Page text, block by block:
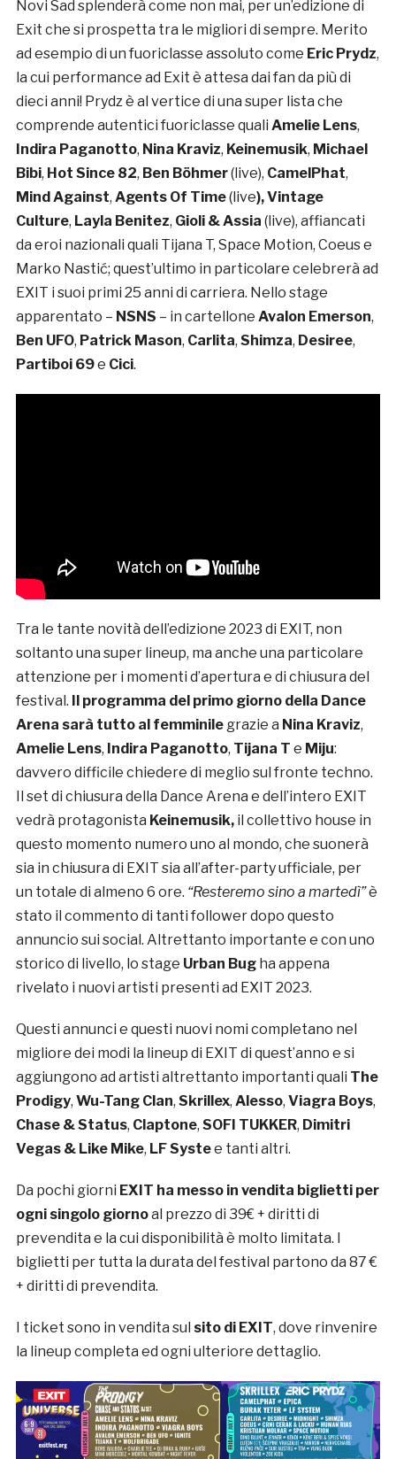
Novi Sad splenderà come non mai, per un’edizione di
Exit che si prospetta tra le migliori di sempre. Merito
ad esempio di un fuoriclasse assoluto come Eric Prydz,
la cui performance ad Exit è attesa dai fan da più di
dieci anni! Prydz è al vertice di una super lista che
comprende autentici fuoriclasse quali Amelie Lens,
Indira Paganotto, Nina Kraviz, Keinemusik, Michael
Bibi, Hot Since 82, Ben Böhmer(live), CamelPhat,
Mind Against, Agents Of Time(live), Vintage
Culture, Layla Benitez, Gioli & Assia (live), affiancati
da eroi nazionali quali Tijana T, Space Motion, Coeus e
Marko Nastić; quest’ultimo in particolare celebrerà ad
EXIT i suoi primi 25 anni di carriera. Nello stage
apparentato – NSNS – in cartellone Avalon Emerson,
Ben UFO, Patrick Mason, Carlita, Shimza, Desiree,
Partiboi 69e Cici.
Tra le tante novità dell’edizione 2023 di EXIT, non
soltanto una super lineup, ma anche una particolare
attenzione per i momenti d’apertura e di chiusura del
festival.
Il programma del primo giorno della Dance
Arena sarà tutto al femminilegrazie a Nina Kraviz,
Amelie Lens, Indira Paganotto, Tijana T e Miju:
davvero difficile chiedere di meglio sul fronte techno.
Il set di chiusura della Dance Arena e dell’intero EXIT
vedrà protagonista Keinemusik,il collettivo house in
questo momento numero uno al mondo, che suonerà
sia in chiusura di EXIT sia all’after-party ufficiale, per
un totale di almeno 6 ore. “Resteremo sino a martedì”è
stato il commento di tanti follower dopo questo
annuncio sui social. Altrettanto importante e con uno
storico di livello, lo stage Urban Bugha appena
rivelato i nuovi artisti presenti ad EXIT 2023.
Questi annunci e questi nuovi nomi completano nel
migliore dei modi la lineup di EXIT di quest’anno e si
aggiungono ad artisti altrettanto importanti quali The
Prodigy, Wu-Tang Clan, Skrillex, Alesso, Viagra Boys,
Chase & Status, Claptone, SOFI TUKKER, Dimitri
Vegas & Like Mike, LF Systee tanti altri.
Da pochi giorni EXIT ha messo in vendita biglietti per
ogni singolo giornoal prezzo di 39€ + diritti di
prevendita e la cui disponibilità è molto limitata. I
biglietti per tutta la durata del festival partono da 87 €
+ diritti di prevendita.
I ticket sono in vendita sul sito di EXIT, dove rinvenire
la lineup completa ed ogni ulteriore dettaglio.